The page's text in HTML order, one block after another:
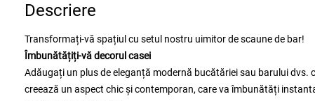
Descriere
Transformați-vă spațiul cu setul nostru uimitor de scaune de bar!
Îmbunătățiți-vă decorul casei
Adăugați un plus de eleganță modernă bucătăriei sau barului
creează un aspect chic și contemporan, care va îmbunătăți